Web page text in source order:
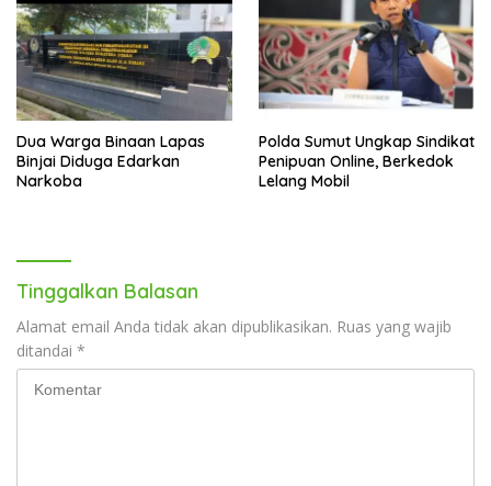
Dua Warga Binaan Lapas
Binjai Diduga Edarkan
Narkoba
Polda Sumut Ungkap Sindikat
Penipuan Online, Berkedok
Lelang Mobil
Tinggalkan Balasan
Alamat email Anda tidak akan dipublikasikan. Ruas yang wajib
ditandai *